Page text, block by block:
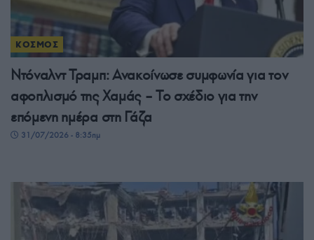
ΚΟΣΜΟΣ
Ντόναλντ Τραμπ: Ανακοίνωσε συμφωνία για τον
αφοπλισμό της Χαμάς – Το σχέδιο για την
επόμενη ημέρα στη Γάζα
31/07/2026 - 8:35πμ